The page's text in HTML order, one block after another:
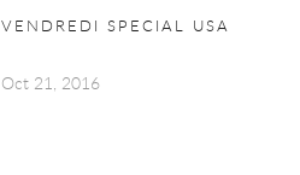
VENDREDI SPECIAL USA
Oct 21, 2016